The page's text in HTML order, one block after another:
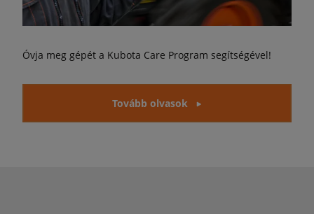
Óvja meg gépét a Kubota Care Program segítségével!
Tovább olvasok